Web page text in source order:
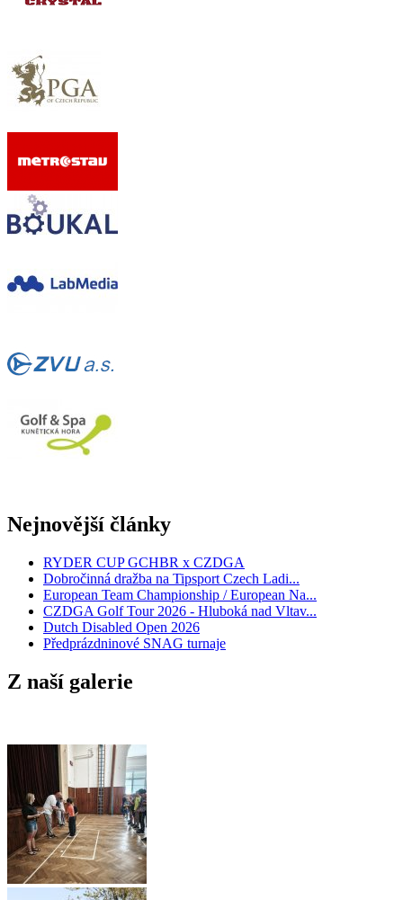
Nejnovější články
RYDER CUP GCHBR x CZDGA
Dobročinná dražba na Tipsport Czech Ladi...
European Team Championship / European Na...
CZDGA Golf Tour 2026 - Hluboká nad Vltav...
Dutch Disabled Open 2026
Předprázdninové SNAG turnaje
Z naší galerie